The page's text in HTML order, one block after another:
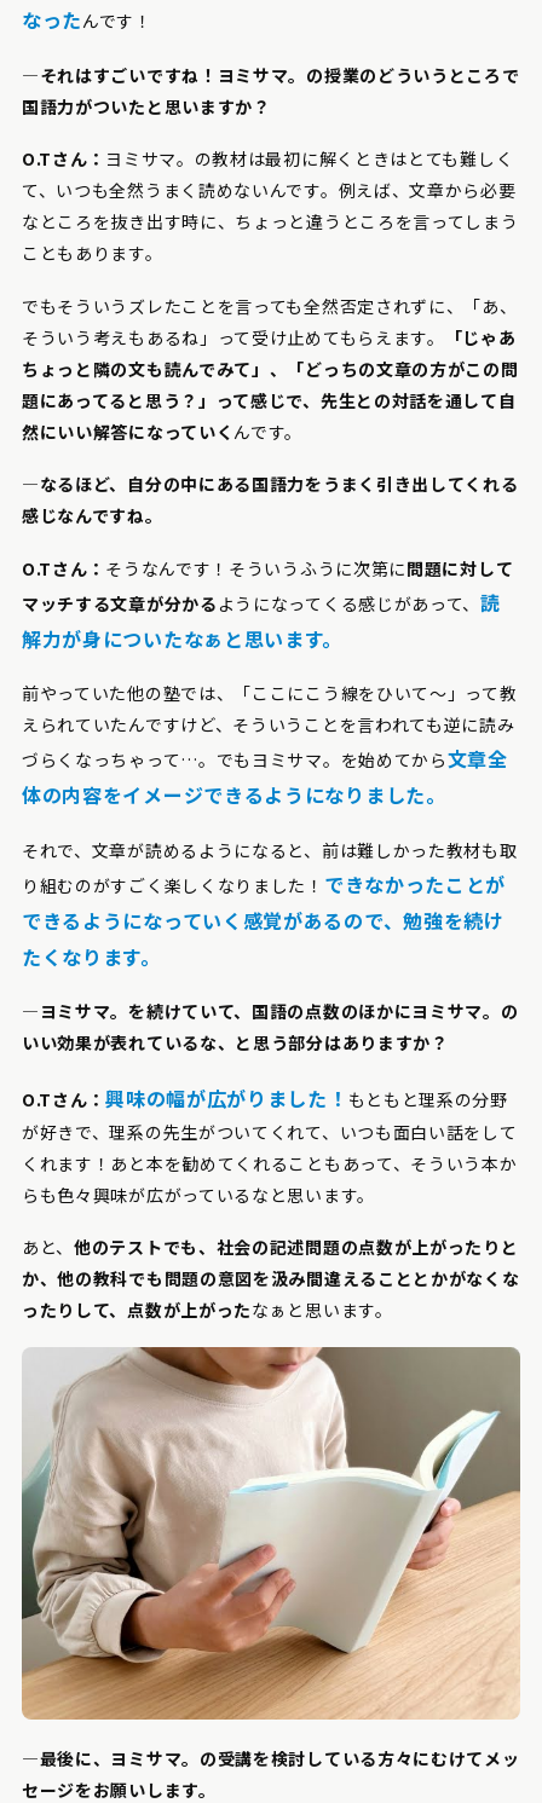
なったんです！
―それはすごいですね！ヨミサマ。の授業のどういうところで
国語力がついたと思いますか？
O.Tさん： ヨミサマ。の教材は最初に解くときはとても難しく
て、いつも全然うまく読めないんです。例えば、文章から必要
なところを抜き出す時に、ちょっと違うところを言ってしまう
こともあります。
でもそういうズレたことを言っても全然否定されずに、「あ、
そういう考えもあるね」って受け止めてもらえます。
「じゃあ
ちょっと隣の文も読んでみて」、「どっちの文章の方がこの問
題にあってると思う？」って感じで、先生との対話を通して自
然にいい解答になっていく んです。
―なるほど、自分の中にある国語力をうまく引き出してくれる
感じなんですね。
O.Tさん： そうなんです！そういうふうに次第に問題に対して
マッチする文章が分かる ようになってくる感じがあって、読
解力が身についたなぁと思います。
前やっていた他の塾では、「ここにこう線をひいて～」って教
えられていたんですけど、そういうことを言われても逆に読み
づらくなっちゃって…。でもヨミサマ。を始めてから文章全
体の内容をイメージできるようになりました。
それで、文章が読めるようになると、前は難しかった教材も取
り組むのがすごく楽しくなりました！ できなかったことが
できるようになっていく感覚があるので、勉強を続け
たくなります。
―ヨミサマ。を続けていて、国語の点数のほかにヨミサマ。の
いい効果が表れているな、と思う部分はありますか？
O.Tさん：興味の幅が広がりました！ もともと理系の分野
が好きで、理系の先生がついてくれて、いつも面白い話をして
くれます！あと本を勧めてくれることもあって、そういう本か
らも色々興味が広がっているなと思います。
あと、他のテストでも、社会の記述問題の点数が上がったりと
か、他の教科でも問題の意図を汲み間違えることとかがなくな
ったりして、点数が上がったなぁと思います。
―最後に、ヨミサマ。の受講を検討している方々にむけてメッ
セージをお願いします。